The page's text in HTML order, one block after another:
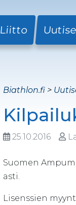
Liitto
Biathlon.fi >
25.10.2016
Suomen
asti.
Lisenssien